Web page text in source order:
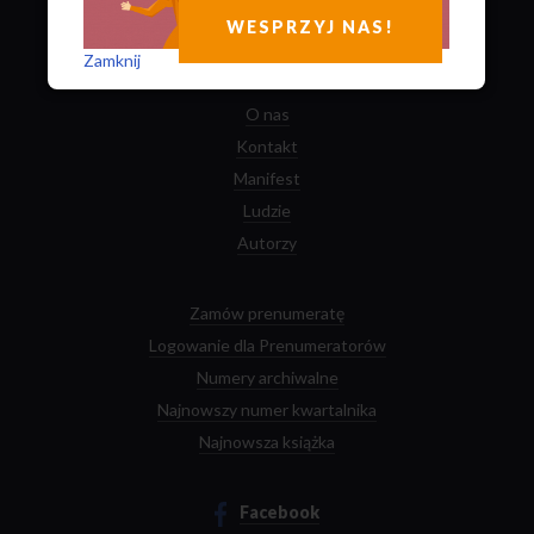
8 sposobów
Zobacz kto nas rekomenduje
O nas
Kontakt
Manifest
Ludzie
Autorzy
Zamów prenumeratę
Logowanie dla Prenumeratorów
Numery archiwalne
Najnowszy numer kwartalnika
Najnowsza książka
Facebook
WESPRZYJ NAS!
Zamknij